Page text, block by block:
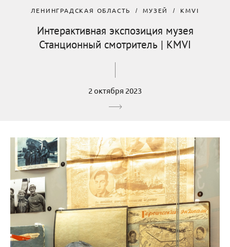
ЛЕНИНГРАДСКАЯ ОБЛАСТЬ МУЗЕЙ KMVI
Интерактивная экспозиция музея
Станционный смотритель | KMVI
2 октября 2023